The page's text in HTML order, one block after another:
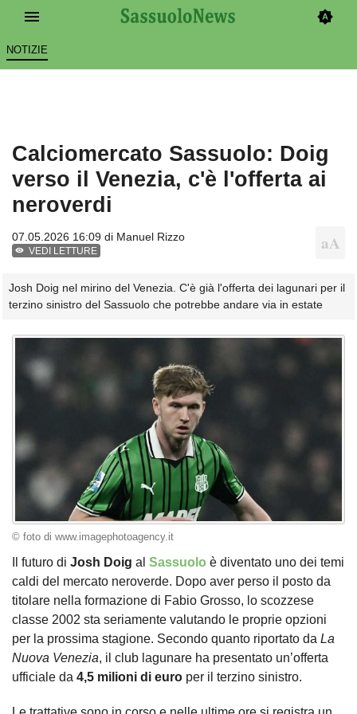
NOTIZIE
Calciomercato Sassuolo: Doig
verso il Venezia, c'è l'offerta ai
neroverdi
07.05.2026 16:09 di Manuel Rizzo
VEDI LETTURE
Josh Doig nel mirino del Venezia. C'è già l'offerta dei lagunari per il
terzino sinistro del Sassuolo che potrebbe andare via in estate
© foto di www.imagephotoagency.it
Il futuro di Josh Doig al Sassuolo è diventato uno dei temi
caldi del mercato neroverde. Dopo aver perso il posto da
titolare nella formazione di Fabio Grosso, lo scozzese
classe 2002 sta seriamente valutando le proprie opzioni
per la prossima stagione. Secondo quanto riportato da La
Nuova Venezia, il club lagunare ha presentato un’offerta
ufficiale da 4,5 milioni di euro per il terzino sinistro.